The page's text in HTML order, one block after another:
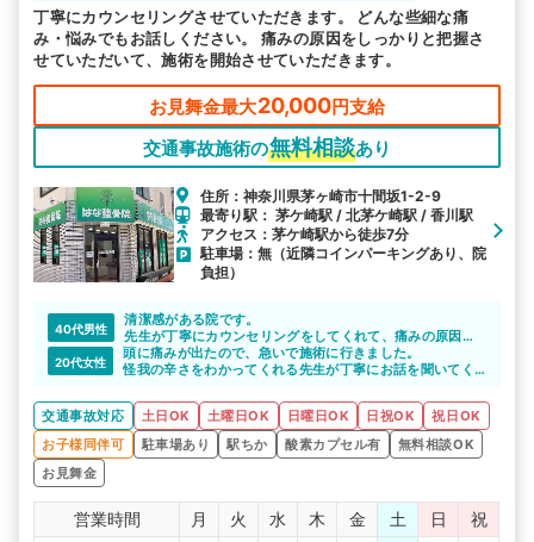
丁寧にカウンセリングさせていただきます。 どんな些細な痛
み・悩みでもお話しください。 痛みの原因をしっかりと把握さ
せていただいて、施術を開始させていただきます。
お見舞金最大20,000円支給
交通事故施術の無料相談あり
住所：神奈川県茅ヶ崎市十間坂1-2-9
最寄り駅： 茅ケ崎駅 / 北茅ケ崎駅 / 香川駅
アクセス：茅ケ崎駅から徒歩7分
駐車場：無（近隣コインパーキングあり、院
負担）
40代男性
清潔感がある院です。
先生が丁寧にカウンセリングをしてくれて、痛みの原因を
探ってくれます。説明も分かりやすく、コミュニケーショ
ンも取りやすいです。
20代女性
頭に痛みが出たので、急いで施術に行きました。
怪我の辛さをわかってくれる先生が丁寧にお話を聞いてく
交通事故対応
土日OK 土曜日OK 日曜日OK 日祝OK
祝日OK
お子様同伴可
駐車場あり 駅ちか 酸素カプセル有
無料相談OK
お見舞金
営業時間 月 火 水 木 金 土 日
祝